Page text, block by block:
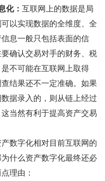
化： 互联网上的数据是局
以实现数据的全维度、全
息一般只包括表面的信
确认交易对手的财务、税
不可能在互联网上取得
结果还不一定准确。如果
据录入的，则从链上经过
当然有利于提高资产交易
数字化相对目前互联网的
什么资产数字化最终还必
理由：